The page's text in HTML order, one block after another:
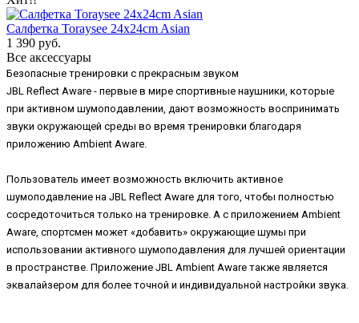
Салфетка Toraysee 24x24cm Asian
1 390 руб.
Все аксессуары
Безопасные тренировки с прекрасным звуком
JBL Reflect Aware - первые в мире спортивные наушники, которые
при активном шумоподавлении, дают возможность воспринимать
звуки окружающей среды во время тренировки благодаря
приложению Ambient Aware.
Пользователь имеет возможность включить активное
шумоподавление на JBL Reflect Aware для того, чтобы полностью
сосредоточиться только на тренировке. А с приложением Ambient
Aware, спортсмен может «добавить» окружающие шумы при
использовании активного шумоподавления для лучшей ориентации
в пространстве. Приложение JBL Ambient Aware также является
эквалайзером для более точной и индивидуальной настройки звука.